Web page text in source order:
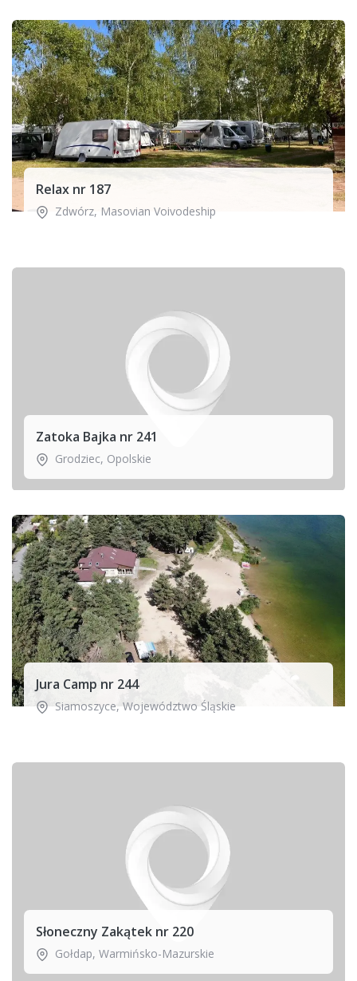
Relax nr 187
Zdwórz, Masovian Voivodeship
Zatoka Bajka nr 241
Grodziec, Opolskie
Jura Camp nr 244
Siamoszyce, Województwo Śląskie
Słoneczny Zakątek nr 220
Gołdap, Warmińsko-Mazurskie